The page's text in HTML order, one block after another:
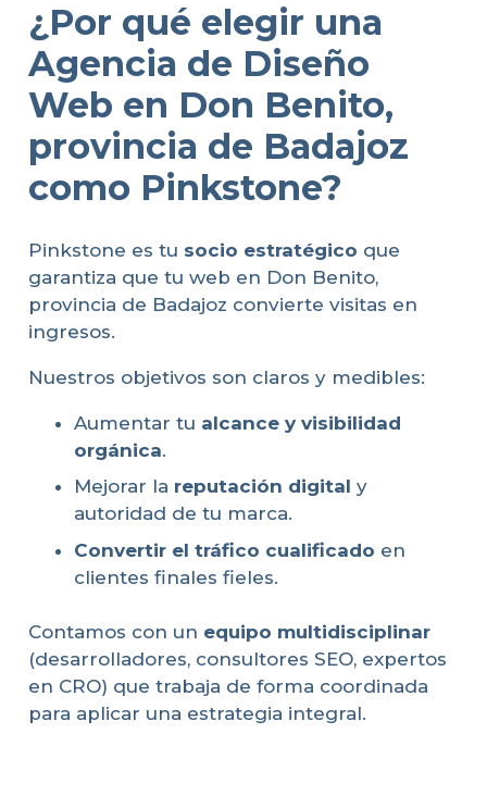
¿Por qué elegir una
Agencia de Diseño
Web en Don Benito,
provincia de Badajoz
como Pinkstone?
Pinkstone es tu socio estratégico que
garantiza que tu web en Don Benito,
provincia de Badajoz convierte visitas en
ingresos.
Nuestros objetivos son claros y medibles:
Aumentar tu alcance y visibilidad
orgánica.
Mejorar la reputación digital y
autoridad de tu marca.
Convertir el tráfico cualificado en
clientes finales fieles.
Contamos con un equipo multidisciplinar
(desarrolladores, consultores SEO, expertos
en CRO) que trabaja de forma coordinada
para aplicar una estrategia integral.